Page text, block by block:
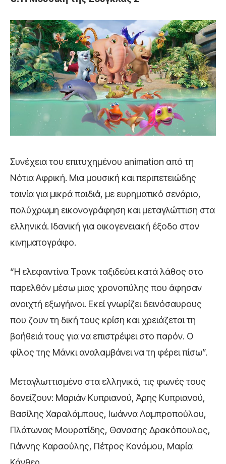
Συνέχεια του επιτυχημένου animation από τη
Νότια Αφρική. Μια μουσική και περιπετειώδης
ταινία για μικρά παιδιά, με ευρηματικό σενάριο,
πολύχρωμη εικονογράφηση και μεταγλώττιση στα
ελληνικά. Ιδανική για οικογενειακή έξοδο στον
κινηματογράφο.
“Η ελεφαντίνα Τρανκ ταξιδεύει κατά λάθος στο
παρελθόν μέσω μιας χρονοπύλης που άφησαν
ανοιχτή εξωγήινοι. Εκεί γνωρίζει δεινόσαυρους
που ζουν τη δική τους κρίση και χρειάζεται τη
βοήθειά τους για να επιστρέψει στο παρόν. Ο
φίλος της Μάνκι αναλαμβάνει να τη φέρει πίσω”.
Μεταγλωττισμένο στα ελληνικά, τις φωνές τους
δανείζουν: Μαριάν Κυπριανού, Άρης Κυπριανού,
Βασίλης Χαραλάμπους, Ιωάννα Λαμπροπούλου,
Πλάτωνας Μουρατίδης, Θανασης Δρακόπουλος,
Γιάννης Καραούλης, Πέτρος Κονόμου, Μαρία